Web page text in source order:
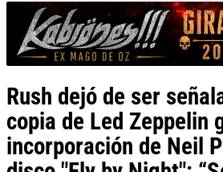
Rush dejó de ser
copia de Led Zeppelin
incorporación de Neil